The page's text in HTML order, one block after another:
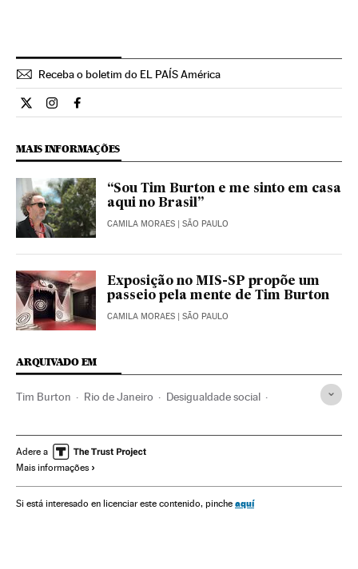
Receba o boletim do EL PAÍS América
Opiniao El País Brasil en Twitter
Opiniao El País Brasil en Instagram
Opiniao El País Brasil en Facebook
MAIS INFORMAÇÕES
“Sou Tim Burton e me sinto em casa
aqui no Brasil”
CAMILA MORAES | SÃO PAULO
Exposição no MIS-SP propõe um
passeio pela mente de Tim Burton
CAMILA MORAES | SÃO PAULO
ARQUIVADO EM
Tim Burton Rio de Janeiro Desigualdade social
Violência Corrupção Cinema
América Latina
Problemas sociais Justiça Política Sociedade
Adere a
Mais informações
Si está interesado en licenciar este contenido, pinche aquí